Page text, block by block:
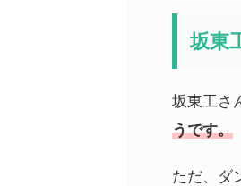
坂東
坂東工さ
うです。
ただ、ダ